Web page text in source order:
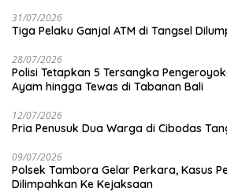
31/07/2026
Tiga Pelaku Ganjal ATM di Tangsel
28/07/2026
Polisi Tetapkan 5 Tersangka
Ayam hingga Tewas di Tabanan Bali
12/07/2026
Pria Penusuk Dua Warga di Cibodas
09/07/2026
Polsek Tambora Gelar Perkara, Kasus
Dilimpahkan Ke Kejaksaan